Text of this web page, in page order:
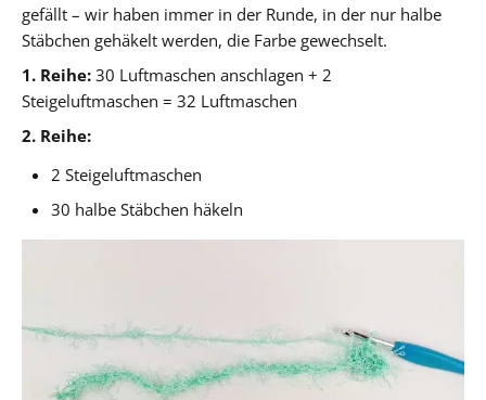
gefällt – wir haben immer in der Runde, in der nur halbe
Stäbchen gehäkelt werden, die Farbe gewechselt.
1. Reihe: 30 Luftmaschen anschlagen + 2
Steigeluftmaschen = 32 Luftmaschen
2. Reihe:
2 Steigeluftmaschen
30 halbe Stäbchen häkeln